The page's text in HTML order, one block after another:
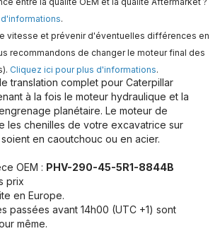
.
vitesse et prévenir d'éventuelles différences en
recommandons de changer le moteur final des
Cliquez ici pour plus d'informations.
translation complet pour Caterpillar
à la fois le moteur hydraulique et la
planétaire. Le moteur de
les chenilles de votre excavatrice sur
en caoutchouc ou en acier.
OEM : PHV-290-45-5R1-8844B
prix
en Europe.
passées avant 14h00 (UTC +1) sont
même.